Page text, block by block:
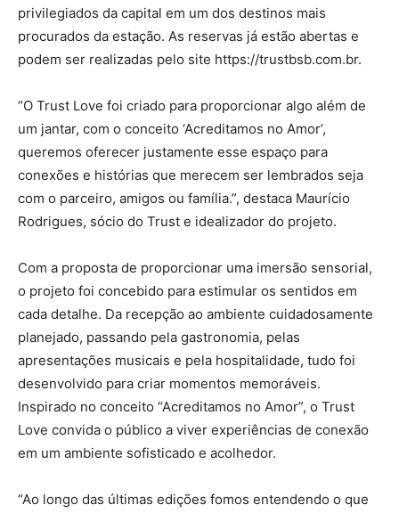
privilegiados da capital em um dos destinos mais
procurados da estação. As reservas já estão abertas e
podem ser realizadas pelo site https://trustbsb.com.br.
“O Trust Love foi criado para proporcionar algo além de
um jantar, com o conceito ‘Acreditamos no Amor’,
queremos oferecer justamente esse espaço para
conexões e histórias que merecem ser lembrados seja
com o parceiro, amigos ou família.”, destaca Maurício
Rodrigues, sócio do Trust e idealizador do projeto.
Com a proposta de proporcionar uma imersão sensorial,
o projeto foi concebido para estimular os sentidos em
cada detalhe. Da recepção ao ambiente cuidadosamente
planejado, passando pela gastronomia, pelas
apresentações musicais e pela hospitalidade, tudo foi
desenvolvido para criar momentos memoráveis.
Inspirado no conceito “Acreditamos no Amor”, o Trust
Love convida o público a viver experiências de conexão
em um ambiente sofisticado e acolhedor.
“Ao longo das últimas edições fomos entendendo o que